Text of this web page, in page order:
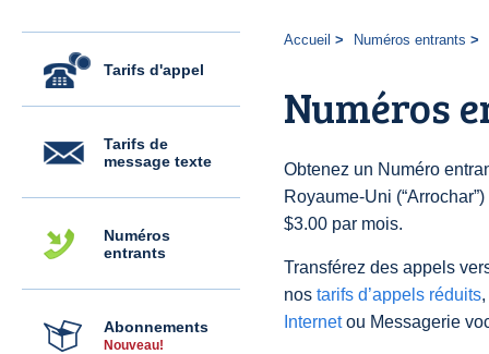
Tarifs d'appel
Tarifs de
message texte
Numéros
entrants
Abonnements
Nouveau!
Accueil Numéros entrants
Numéros
Obtenez un Numéro
Royaume-Uni
$3.00 par mois.
Transférez des appels
nos tarifs d’appels réduits
Internetou Messagerie